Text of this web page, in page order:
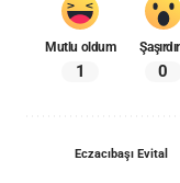
Mutlu oldum
1 0
Eczacıbaşı Evital